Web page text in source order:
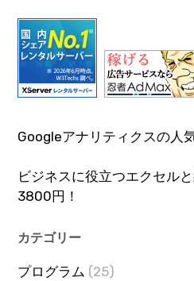
Googleアナリティクスの人
ビジネスに役立つエクセル
3800円！
カテゴリー
プログラム (25)